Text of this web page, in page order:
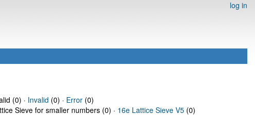
log in
(0) · Invalid (0) · Error(0)
Sieve for smaller numbers (0) · 16e Lattice Sieve V5 (0)